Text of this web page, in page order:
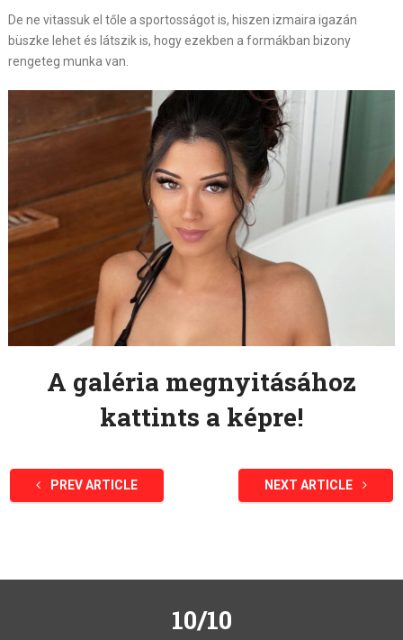
De ne vitassuk el tőle a sportosságot is, hiszen izmaira igazán
büszke lehet és látszik is, hogy ezekben a formákban bizony
rengeteg munka van.
A galéria megnyitásához
kattints a képre!
PREV ARTICLE NEXT ARTICLE
10/10